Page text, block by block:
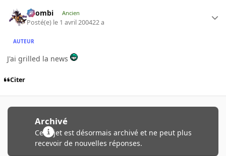
XZombi Ancien
Posté(e) le 1 avril 200422 a
AUTEUR
J'ai grilled la news
Citer
Archivé
Ce sujet est désormais archivé et ne peut plus
recevoir de nouvelles réponses.